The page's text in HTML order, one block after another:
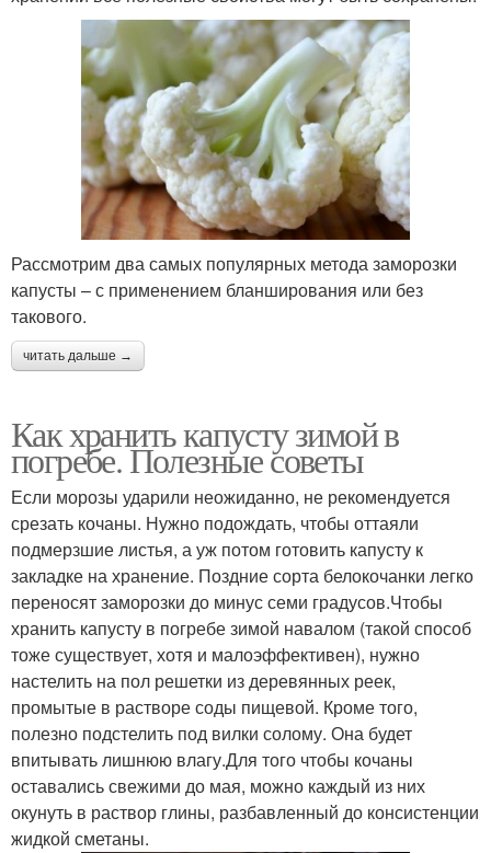
Рассмотрим два самых популярных метода заморозки
капусты – с применением бланширования или без
такового.
читать дальше →
Как хранить капусту зимой в
погребе. Полезные советы
Если морозы ударили неожиданно, не рекомендуется
срезать кочаны. Нужно подождать, чтобы оттаяли
подмерзшие листья, а уж потом готовить капусту к
закладке на хранение. Поздние сорта белокочанки легко
переносят заморозки до минус семи градусов.Чтобы
хранить капусту в погребе зимой навалом (такой способ
тоже существует, хотя и малоэффективен), нужно
настелить на пол решетки из деревянных реек,
промытые в растворе соды пищевой. Кроме того,
полезно подстелить под вилки солому. Она будет
впитывать лишнюю влагу.Для того чтобы кочаны
оставались свежими до мая, можно каждый из них
окунуть в раствор глины, разбавленный до консистенции
жидкой сметаны.